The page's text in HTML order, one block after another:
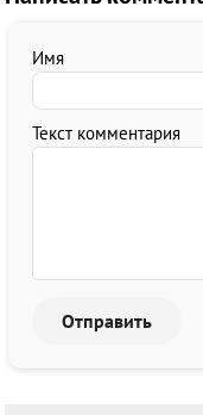
Имя
Текст комментария